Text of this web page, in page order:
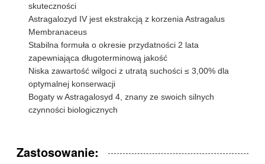
skuteczności
Astragalozyd IV jest ekstrakcją z korzenia Astragalus
Membranaceus
Stabilna formuła o okresie przydatności 2 lata
zapewniająca długoterminową jakość
Niska zawartość wilgoci z utratą suchości ≤ 3,00% dla
optymalnej konserwacji
Bogaty w Astragalosyd 4, znany ze swoich silnych
czynności biologicznych
Zastosowanie: